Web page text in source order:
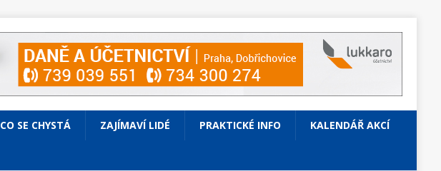
CO SE CHYSTÁ ZAJÍMAVÍ LIDÉ PRAKTICKÉ INFO KALENDÁŘ AKCÍ